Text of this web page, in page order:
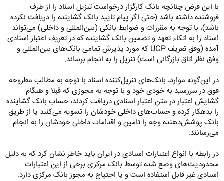
با این فرض چنانچه بانک کارگزار درخواست تنزیل اسناد را از طرف
فروشنده داشته باشد (حتی اگر پیام تایید بانک گشاینده را دریافت نکرده
باشد)، با توجه به مقررات و ضوابط بانکی (بین‌المللی و داخلی) می‌تواند
اسناد را به اتکاء تعهد و تضمین بانک گشاینده که در تعریف اعتبار اسنادی
آمده (وفق تعریف UCP که مورد پذیرش تمامی بانک‌های بین‌المللی و
وفق نظر اتاق بازرگانی است) تنزیل را به انجام برساند.
در این‌گونه موارد، بانک‌های تنزیل‌کننده اسناد با توجه به مطالب مطروحه
فوق در سررسید به خودی خود و با توجه به مجوزی که قبلا و هنگام
گشایش اعتبار در متن اعتبار اسنادی دریافت کردند، حساب بانک گشاینده
را بدهکار کرده و حساب‌های داخلی خودشان را تسویه می‌کنند یا از طریق
بانک پوشش‌دهنده وجه را تامین و اقدامات داخلی خودشان را به انجام
می‌رسانند.
در رابطه با انواع اعتبارات اسنادی در ایران باید خاطر نشان کرد که به دلیل
محدودیت‌های وضع شده توسط بانک مرکزی برخی از این اعتبارات
اسنادی غیر قابل استفاده است و یا احتیاج به مجوز بانک مرکزی دارد.